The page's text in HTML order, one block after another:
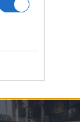
qué la
en la